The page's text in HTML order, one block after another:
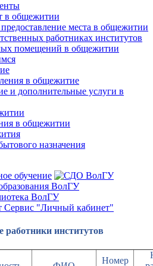
в общежитии
места в общежитии
работниках институтов
помещений в общежитии
в общежитие
и дополнительные услуги в
в общежитии
назначения
обучение
ВолГУ
ВолГУ
Сервис "Личный кабинет"
работники институтов
Номер